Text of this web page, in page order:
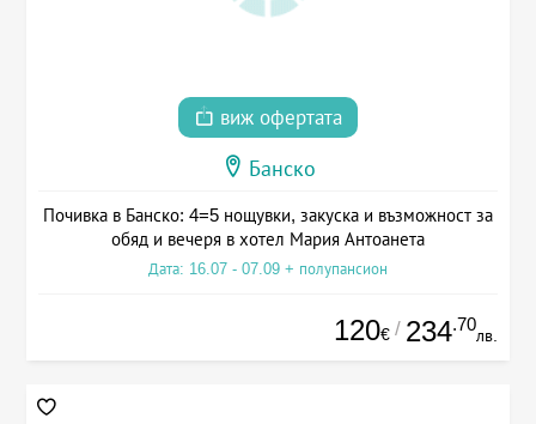
виж офертата
Банско
Почивка в Банско: 4=5 нощувки, закуска и възможност за
обяд и вечеря в хотел Мария Антоанета
Дата: 16.07 - 07.09 + полупансион
120€ / 234.70
лв.